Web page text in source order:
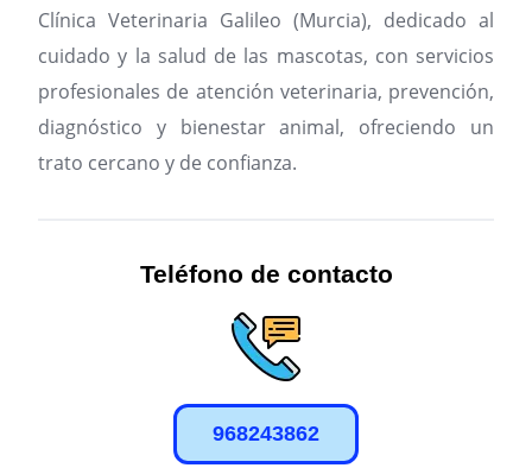
Clínica Veterinaria Galileo (Murcia), dedicado al
cuidado y la salud de las mascotas, con servicios
profesionales de atención veterinaria, prevención,
diagnóstico y bienestar animal, ofreciendo un
trato cercano y de confianza.
Teléfono de contacto
968243862